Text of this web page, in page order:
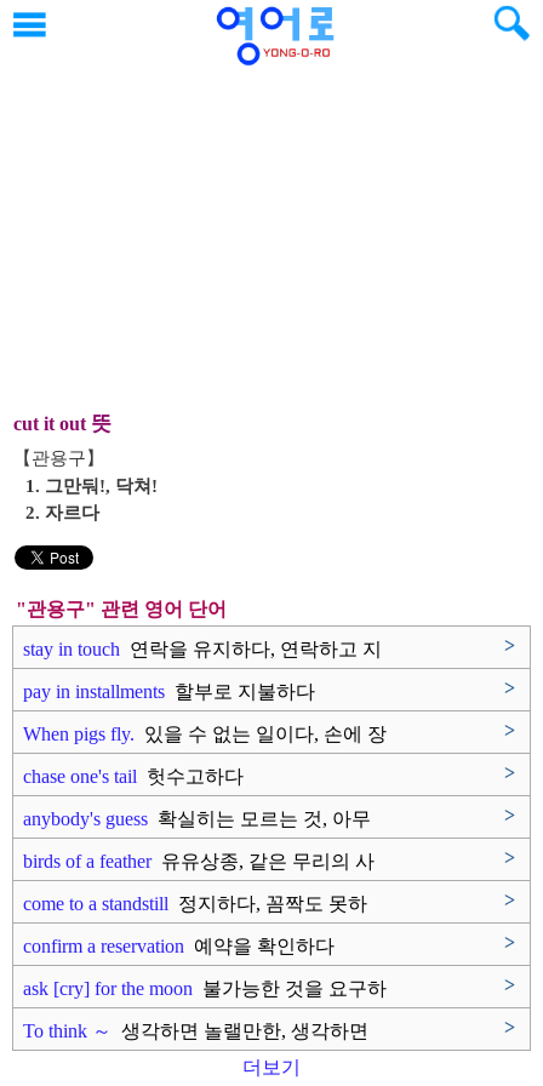
cut it out뜻
【관용구】
1. 그만둬!, 닥쳐!
2. 자르다
"관용구" 관련 영어 단어
stay in touch 연락을 유지하다, 연락하고 지
>
pay in installments 할부로 지불하다 >
When pigs fly. 있을 수 없는 일이다, 손에 장
>
chase one's tail 헛수고하다 >
anybody's guess 확실히는 모르는 것, 아무
>
birds of a feather유유상종, 같은 무리의 사
>
come to a standstill 정지하다, 꼼짝도 못하
>
confirm a reservation 예약을 확인하다 >
ask [cry] for the moon 불가능한 것을 요구하
>
To think ～
생각하면 놀랠만한, 생각하면
>
더보기